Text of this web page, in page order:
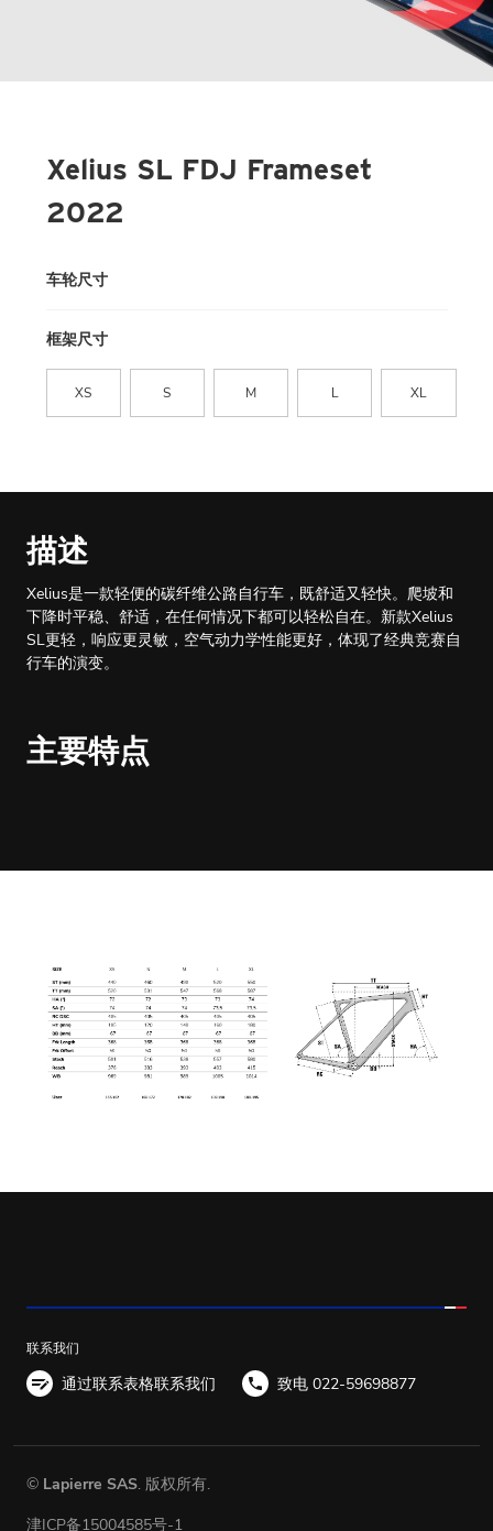
Xelius SL FDJ Frameset
2022
车轮尺寸
框架尺寸
XS S M L XL
描述
Xelius是一款轻便的碳纤维公路自行车，既舒适又轻快。爬坡和
下降时平稳、舒适，在任何情况下都可以轻松自在。新款Xelius
SL更轻，响应更灵敏，空气动力学性能更好，体现了经典竞赛自
行车的演变。
主要特点
联系我们
通过联系表格联系我们 致电 022-59698877
© Lapierre SAS. 版权所有.
津ICP备15004585号-1